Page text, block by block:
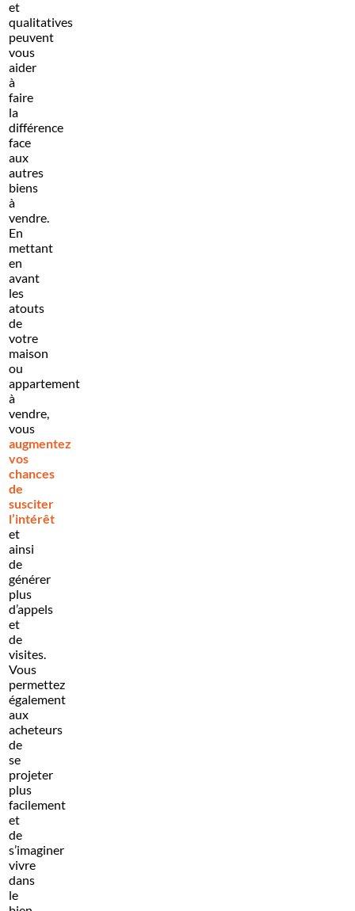
et
qualitatives
peuvent
vous
aider
à
faire
la
différence
face
aux
autres
biens
à
vendre.
En
mettant
en
avant
les
atouts
de
votre
maison
ou
appartement
à
vendre,
vous
augmentez
vos
chances
de
susciter
l’intérêt
et
ainsi
de
générer
plus
d’appels
et
de
visites.
Vous
permettez
également
aux
acheteurs
de
se
projeter
plus
facilement
et
de
s’imaginer
vivre
dans
le